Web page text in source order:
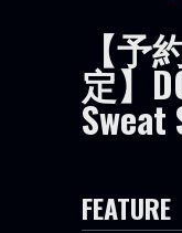
【予
定】
FEATURE